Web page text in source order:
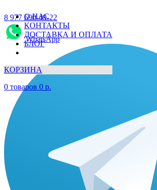
О НАС
КОНТАКТЫ
ДОСТАВКА И ОПЛАТА
БЛОГ
КОРЗИНА
0 товаров 0 р.
8 977 690-49-22
WhatsApp